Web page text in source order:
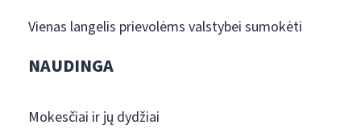
Vienas langelis prievolėms valstybei sumokėti
NAUDINGA
Mokesčiai ir jų dydžiai